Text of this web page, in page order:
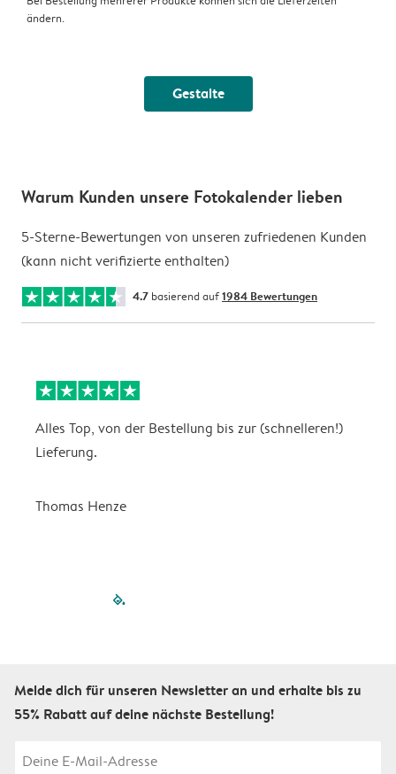
ändern.
Gestalte
Warum Kunden unsere Fotokalender lieben
5-Sterne-Bewertungen von unseren zufriedenen Kunden
(kann nicht verifizierte enthalten)
4.7 basierend auf1984 Bewertungen
Alles Top, von der Bestellung bis zur (schnelleren!)
Lieferung.
Thomas Henze
filled-pagination
Melde dich für unseren Newsletter an und erhalte bis zu
55% Rabatt auf deine nächste Bestellung!